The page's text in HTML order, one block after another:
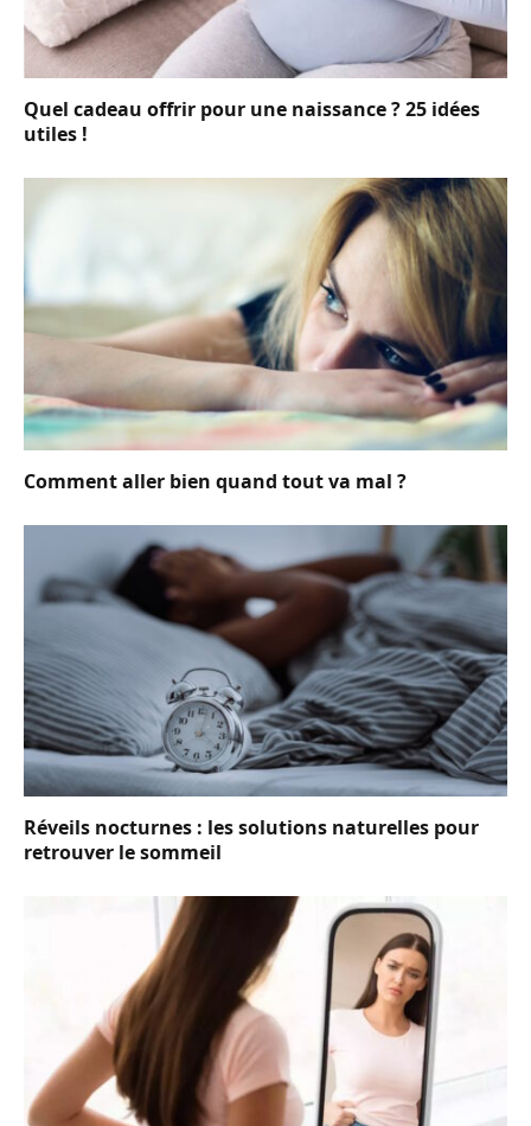
Quel cadeau offrir pour une naissance ? 25 idées
utiles !
Comment aller bien quand tout va mal ?
Réveils nocturnes : les solutions naturelles pour
retrouver le sommeil